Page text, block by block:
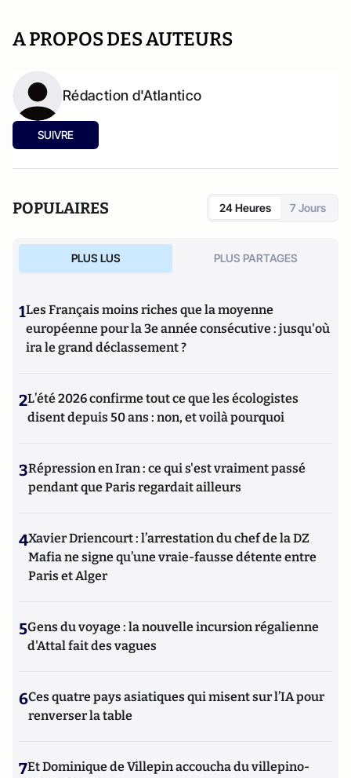
A PROPOS DES AUTEURS
Rédaction d'Atlantico
SUIVRE
POPULAIRES 24 Heures 7 Jours
PLUS LUS PLUS PARTAGES
1Les Français moins riches que la moyenne
européenne pour la 3e année consécutive : jusqu'où
ira le grand déclassement ?
2L’été 2026 confirme tout ce que les écologistes
disent depuis 50 ans : non, et voilà pourquoi
3Répression en Iran : ce qui s'est vraiment passé
pendant que Paris regardait ailleurs
4Xavier Driencourt : l’arrestation du chef de la DZ
Mafia ne signe qu’une vraie-fausse détente entre
Paris et Alger
5Gens du voyage : la nouvelle incursion régalienne
d'Attal fait des vagues
6Ces quatre pays asiatiques qui misent sur l’IA pour
renverser la table
7Et Dominique de Villepin accoucha du villepino-